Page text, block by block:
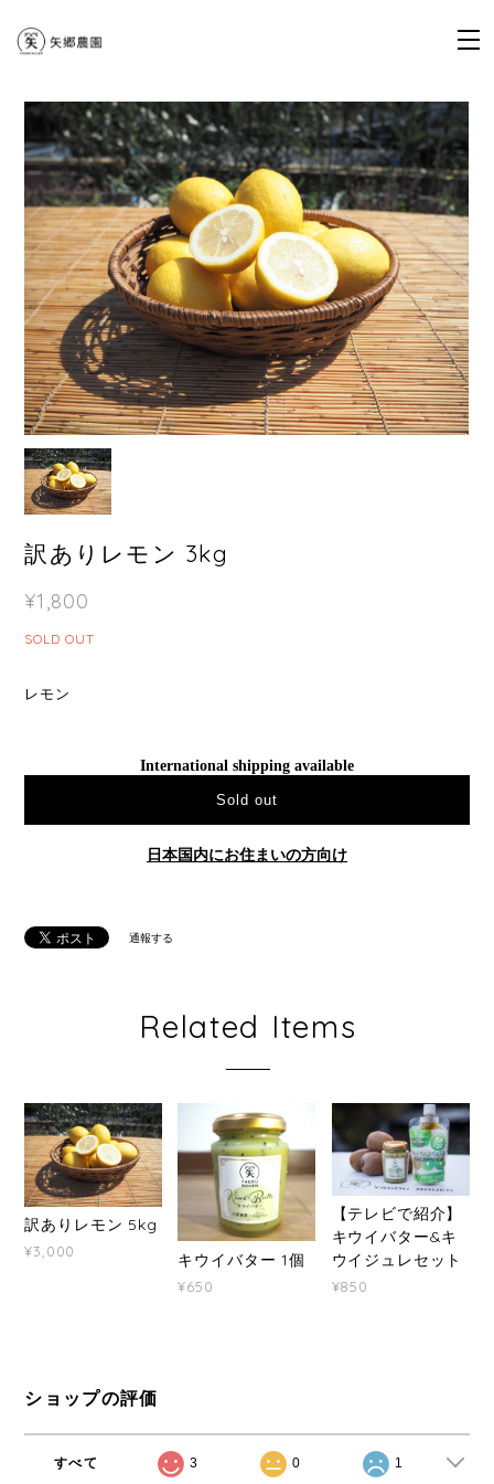
訳ありレモン 3kg
¥1,800
SOLD OUT
レモン
International shipping available
Sold out
日本国内にお住まいの方向け
通報する
Related Items
訳ありレモン 5kg
¥3,000 キウイバター 1個
¥650
【テレビで紹介】
キウイバター&キ
ウイジュレセット
¥850
ショップの評価
すべて 3 0 1